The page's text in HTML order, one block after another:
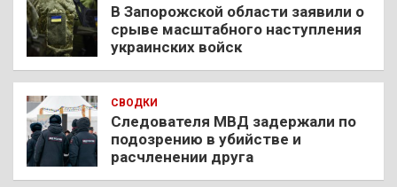
В Запорожской области заявили о
срыве масштабного наступления
украинских войск
СВОДКИ
Следователя МВД задержали по
подозрению в убийстве и
расчленении друга